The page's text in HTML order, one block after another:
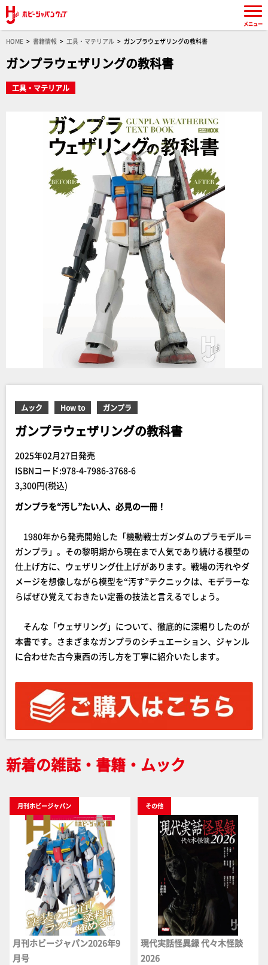
HOME 書籍情報 工具・マテリアル ガンプラウェザリングの教科書
ガンプラウェザリングの教科書
工具・マテリアル
ムック How to ガンプラ
ガンプラウェザリングの教科書
2025年02月27日発売
ISBNコード:978-4-7986-3768-6
3,300円(税込)
ガンプラを“汚し”たい人、必見の一冊！
1980年から発売開始した「機動戦士ガンダムのプラモデル＝
ガンプラ」。その黎明期から現在まで人気であり続ける模型の
仕上げ方に、ウェザリング仕上げがあります。戦場の汚れやダ
メージを想像しながら模型を“汚す”テクニックは、モデラーな
らばぜひ覚えておきたい定番の技法と言えるでしょう。
そんな「ウェザリング」について、徹底的に深堀りしたのが
本書です。さまざまなガンプラのシチュエーション、ジャンル
に合わせた古今東西の汚し方を丁寧に紹介いたします。
新着の雑誌・書籍・ムック
月刊ホビージャパン
月刊ホビージャパン2026年9
月号
その他
現代実話怪異録 代々木怪談
2026
メニュー